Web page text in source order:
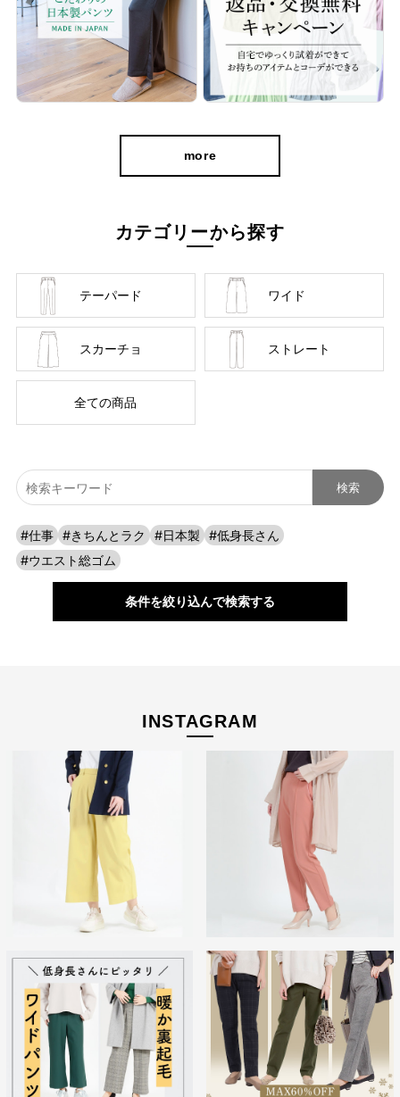
洗濯機OK＆シワになりにくいから、旅行のお
供にも。
トリアセテートには適度な吸放湿性があり、ムレにくく、軽いの
もポイント。 しっかりと密度があるので、時間座りっぱなしの移
動や、カバンにギュっと詰め込んでもシワにもなりにくく、旅行
360°全方向に伸びてストレスフリー
全方向ストレッチだから、ストレスフリーでラクな穿き心地。 キ
ックバック性に優れているので、膝の部分だけ生地が伸びてしま
い、膝がポコっと伸びてしまう心配もありません。
more
カテゴリーから探す
テーパード ワイド
スカーチョ ストレート
全ての商品
#仕事 #きちんとラク #日本製
#低身長さん
#ウエスト総ゴム
条件を絞り込んで検索する
INSTAGRAM